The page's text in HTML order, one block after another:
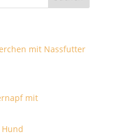
mit Nassfutter
mit